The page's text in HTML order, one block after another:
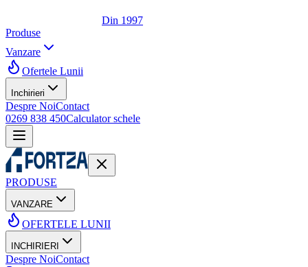
Din 1997
Produse
Vanzare
Ofertele Lunii
Inchirieri
Despre NoiContact
0269 838 450Calculator schele
PRODUSE
VANZARE
OFERTELE LUNII
INCHIRIERI
Despre NoiContact